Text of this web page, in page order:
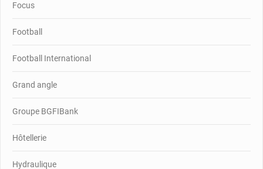
Focus
Football
Football International
Grand angle
Groupe BGFIBank
Hôtellerie
Hydraulique